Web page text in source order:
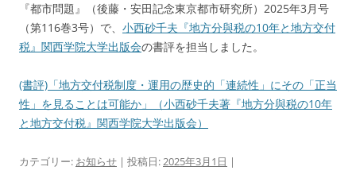
『都市問題』（後藤・安田記念東京都市研究所）2025年3月号
（第116巻3号）で、 小西砂千夫『地方分與税の10年と地方交付
税』関西学院大学出版会の書評を担当しました。
(書評)「地方交付税制度・運用の歴史的「連続性」にその「正当
性」を見ることは可能か」（小西砂千夫著『地方分與税の10年
と地方交付税』関西学院大学出版会）
カテゴリー: お知らせ | 投稿日:2025年3月1日 |